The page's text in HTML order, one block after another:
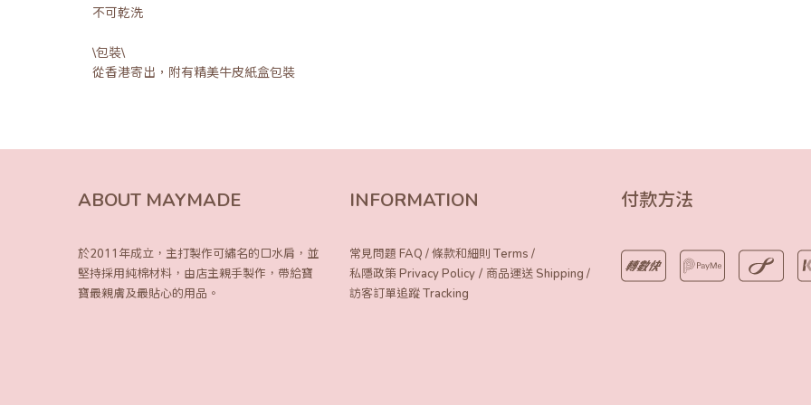
不可乾洗
\包裝\
從香港寄出，附有精美牛皮紙盒包裝
ABOUT MAYMADE
於2011年成立，主打製作可繡名的口水肩， 並
堅持採用純棉材料，由店主親手製作， 帶給寶
寶最親膚及最貼心的用品。
INFORMATION
常見問題 FAQ /條款和細則 Terms /
私隱政策 Privacy Policy / 商品運送 Shipping /
訪客訂單追蹤 Tracking
付款方法